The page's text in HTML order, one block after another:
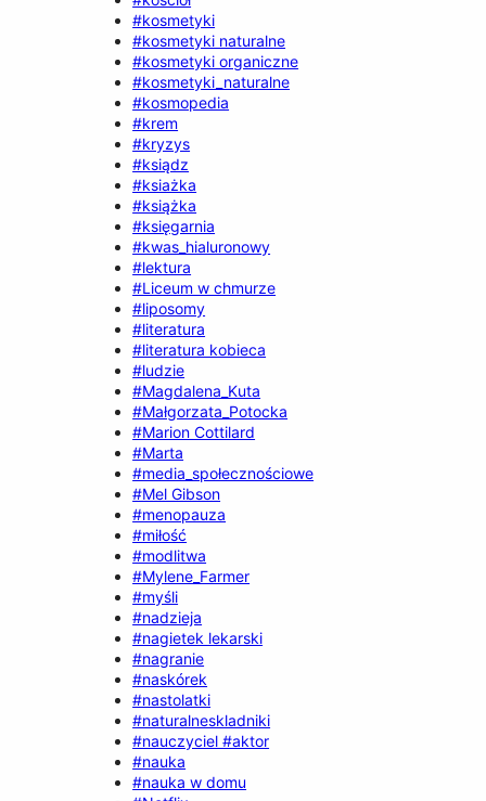
#kosmetyki
#kosmetyki naturalne
#kosmetyki organiczne
#kosmetyki_naturalne
#kosmopedia
#krem
#kryzys
#ksiądz
#ksiażka
#książka
#księgarnia
#kwas_hialuronowy
#lektura
#Liceum w chmurze
#liposomy
#literatura
#literatura kobieca
#ludzie
#Magdalena_Kuta
#Małgorzata_Potocka
#Marion Cottilard
#Marta
#media_społecznościowe
#Mel Gibson
#menopauza
#miłość
#modlitwa
#Mylene_Farmer
#myśli
#nadzieja
#nagietek lekarski
#nagranie
#naskórek
#nastolatki
#naturalneskladniki
#nauczyciel #aktor
#nauka
#nauka w domu